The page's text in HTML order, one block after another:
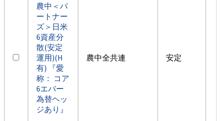
農中＜パ
ートナー
ズ＞日米
6資産分
散(安定
運用)(H
有) 『愛
称： コア
6エバー
為替ヘッ
ジあり』
農中全共連 安定